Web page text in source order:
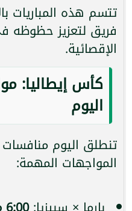
تتسم هذه المباريات
فريق لتعزيز حظوظه
الإقصائية.
كأس إيطاليا:
اليوم
تنطلق اليوم منافسات
المواجهات المهمة: